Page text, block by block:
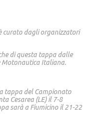
curato dagli organizzatori
di questa tappa dalle
Motonautica Italiana.
tappa del Campionato
Cesarea (LE) il 7-8
sarà a Fiumicino il 21-22